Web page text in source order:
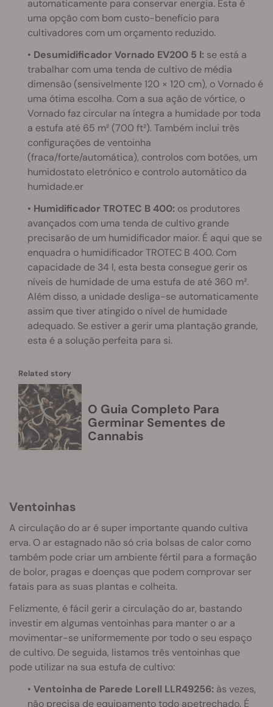
automaticamente para conservar energia. Esta é
uma opção com bom custo-benefício para
cultivadores com um orçamento reduzido.
• Desumidificador Vornado EV200 5 l: se está a
trabalhar com uma tenda de cultivo de média
dimensão (sensivelmente 120 × 120 cm), o Vornado é
uma ótima escolha. Com a sua ação de vórtice, o
Vornado faz circular na íntegra a humidade por toda
a estufa até 65 m² (700 ft²). Também inclui três
configurações de ventoinha
(fraca/forte/automática), controlos com botões, um
humidostato eletrónico e controlo automático da
humidade.er
• Humidificador TROTEC B 400: os produtores
avançados com uma tenda de cultivo grande
precisarão de um humidificador maior. É aqui que se
enquadra o humidificador TROTEC B 400. Com
capacidade de 34 l, esta besta consegue gerir os
níveis de humidade de uma estufa de até 360 m².
Além disso, a unidade desliga-se automaticamente
assim que tiver atingido o nível de humidade
adequado. Se estiver a gerir uma plantação grande,
esta é a solução perfeita para si.
Related story
O Guia Completo Para
Germinar Sementes de
Cannabis
Ventoinhas
A circulação do ar é super importante quando cultiva
erva. O ar estagnado não só cria bolsas de calor como
também pode criar um ambiente fértil para a formação
de bolor, pragas e doenças que podem comprovar ser
fatais para as suas plantas e colheita.
Felizmente, é fácil gerir a circulação do ar, bastando
investir em algumas ventoinhas para manter o ar a
movimentar-se uniformemente por todo o seu espaço
de cultivo. De seguida, listamos três ventoinhas que
pode utilizar na sua estufa de cultivo:
• Ventoinha de Parede Lorell LLR49256: às vezes,
não precisa de equipamento todo apetrechado. É